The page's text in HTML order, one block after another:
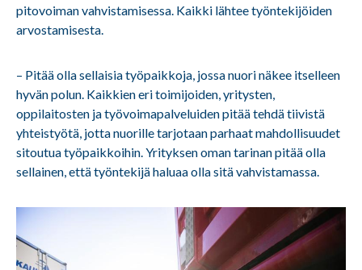
pitovoiman vahvistamisessa. Kaikki lähtee työntekijöiden
arvostamisesta.
– Pitää olla sellaisia työpaikkoja, jossa nuori näkee itselleen
hyvän polun. Kaikkien eri toimijoiden, yritysten,
oppilaitosten ja työvoimapalveluiden pitää tehdä tiivistä
yhteistyötä, jotta nuorille tarjotaan parhaat mahdollisuudet
sitoutua työpaikkoihin. Yrityksen oman tarinan pitää olla
sellainen, että työntekijä haluaa olla sitä vahvistamassa.